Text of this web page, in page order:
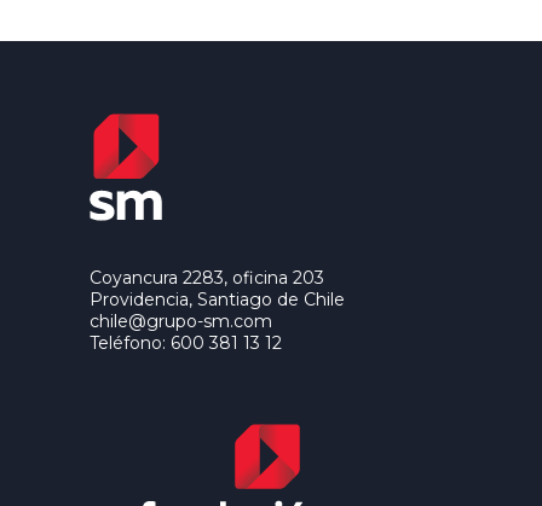
Coyancura 2283, oficina 203
Providencia, Santiago de Chile
chile@grupo-sm.com
Teléfono: 600 381 13 12